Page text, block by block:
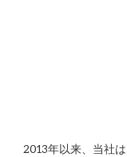
2013年以来、当社